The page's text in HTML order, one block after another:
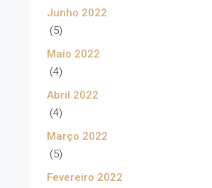
Junho 2022
(5)
Maio 2022
(4)
Abril 2022
(4)
Março 2022
(5)
Fevereiro 2022